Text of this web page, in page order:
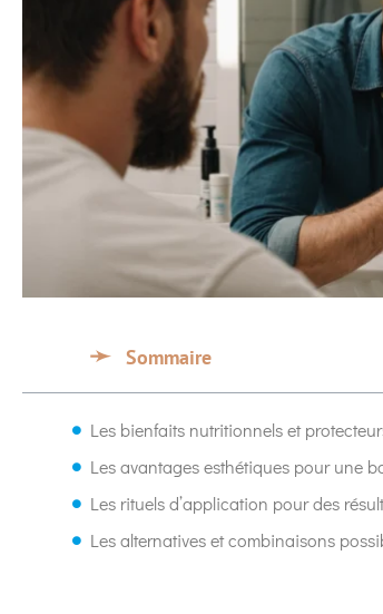
Sommaire
Les bienfaits nutritionnels et
Les avantages esthétiques pour une
Les rituels d’application pour des
Les alternatives et combinaisons